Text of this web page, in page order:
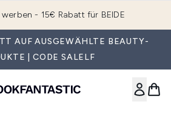
- 15€ Rabatt für BEIDE
AUF AUSGEWÄHLTE BEAUTY-
| CODE SALELF